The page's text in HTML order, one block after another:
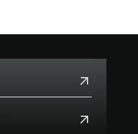
357-358舖